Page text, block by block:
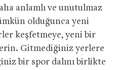
anlamlı ve unutulmaz
olduğunca yeni
keşfetmeye, yeni bir
Gitmediğiniz yerlere
bir spor dalını birlikte